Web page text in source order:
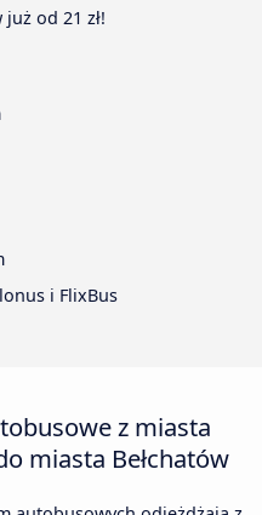
od 21 zł!
i FlixBus
z miasta
miasta Bełchatów